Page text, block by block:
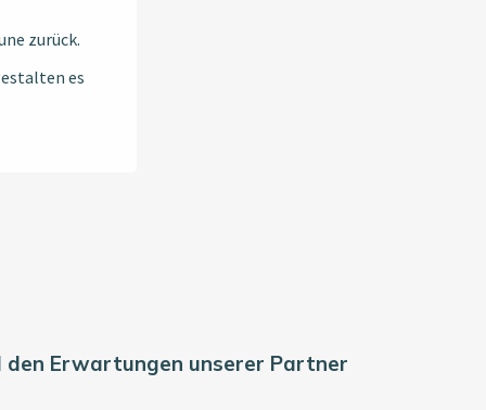
zurück.
es
den Erwartungen unserer Partner